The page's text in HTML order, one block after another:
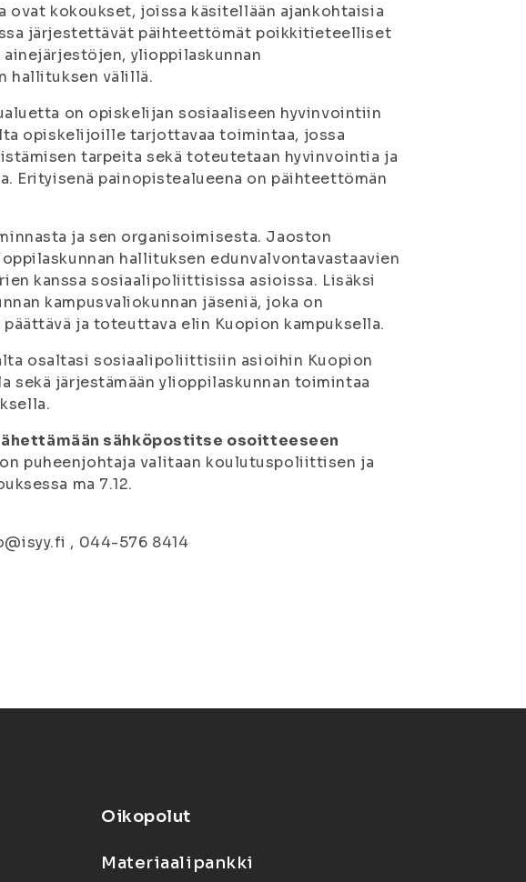
kokoukset, joissa käsitellään ajankohtaisia
järjestettävät päihteettömät poikkitieteelliset
ylioppilaskunnan
hallituksen välillä.
on opiskelijan sosiaaliseen hyvinvointiin
opiskelijoille tarjottavaa toimintaa, jossa
tarpeita sekä toteutetaan hyvinvointia ja
painopistealueena on päihteettömän
ja sen organisoimisesta. Jaoston
hallituksen edunvalvontavastaavien
kanssa sosiaalipoliittisissa asioissa. Lisäksi
kampusvaliokunnan jäseniä, joka on
ja toteuttava elin Kuopion kampuksella.
osaltasi sosiaalipoliittisiin asioihin Kuopion
sekä järjestämään ylioppilaskunnan toimintaa
sähköpostitse osoitteeseen
puheenjohtaja valitaan koulutuspoliittisen ja
ma 7.12.
, 044-576 8414
Oikopolut
Materiaalipankki